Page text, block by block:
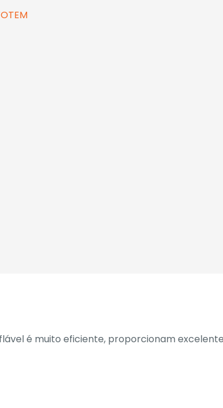
é muito eficiente, proporcionam